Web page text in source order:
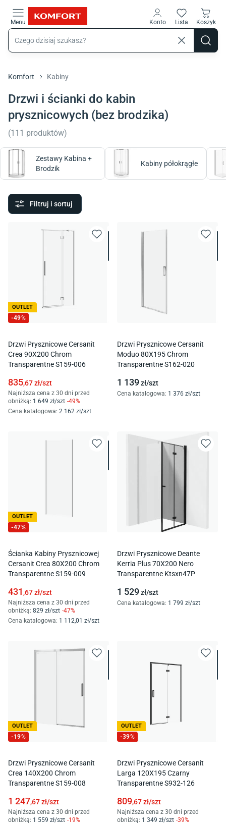
Menu Konto Lista Koszyk
Komfort Kabiny
Drzwi i ścianki do kabin
prysznicowych (bez brodzika)
(111 produktów)
Zestawy Kabina +
Brodzik
Kabiny półokrągłe
Filtruj i sortuj
OUTLET
-49%
Drzwi Prysznicowe Cersanit
Crea 90X200 Chrom
Transparentne S159-006
835,67zł/szt
Najniższa cena z 30 dni przed
obniżką: 1 649 zł/szt -49%
Cena katalogowa: 2 162 zł/szt
Drzwi Prysznicowe Cersanit
Moduo 80X195 Chrom
Transparentne S162-020
1 139zł/szt
Cena katalogowa: 1 376 zł/szt
OUTLET
-47%
Ścianka Kabiny Prysznicowej
Cersanit Crea 80X200 Chrom
Transparentne S159-009
431 ,67zł/szt
Najniższa cena z 30 dni przed
obniżką: 829 zł/szt -47%
Cena katalogowa: 1 112,01 zł/szt
Drzwi Prysznicowe Deante
Kerria Plus 70X200 Nero
Transparentne Ktsxn47P
1 529zł/szt
Cena katalogowa: 1 799 zł/szt
OUTLET
-19%
Drzwi Prysznicowe Cersanit
Crea 140X200 Chrom
Transparentne S159-008
1 247,67zł/szt
Najniższa cena z 30 dni przed
obniżką: 1 559 zł/szt -19%
OUTLET
-39%
Drzwi Prysznicowe Cersanit
Larga 120X195 Czarny
Transparentne S932-126
809,67zł/szt
Najniższa cena z 30 dni przed
obniżką: 1 349 zł/szt -39%